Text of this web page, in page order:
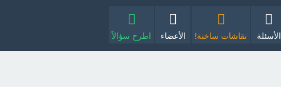
الأسئلة نقاشات ساخنة! الأعضاء اطرح سؤالاً